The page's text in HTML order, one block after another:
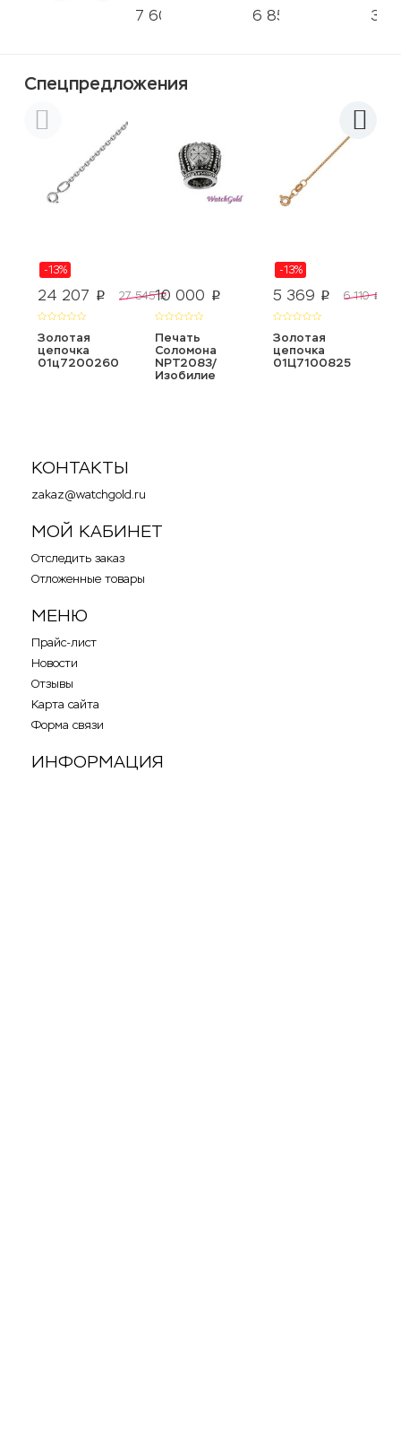
7 600 6 850 3
Спецпредложения
-13%
24 207 p 27 545 p
Золотая
цепочка
01ц7200260
10 000 p
Печать
Соломона
NPT2083/
Изобилие
-13%
5 369 p 6 110 p
Золотая
цепочка
01Ц7100825
КОНТАКТЫ
zakaz@watchgold.ru
МОЙ КАБИНЕТ
Отследить заказ
Отложенные товары
МЕНЮ
Прайс-лист
Новости
Отзывы
Карта сайта
Форма связи
ИНФОРМАЦИЯ